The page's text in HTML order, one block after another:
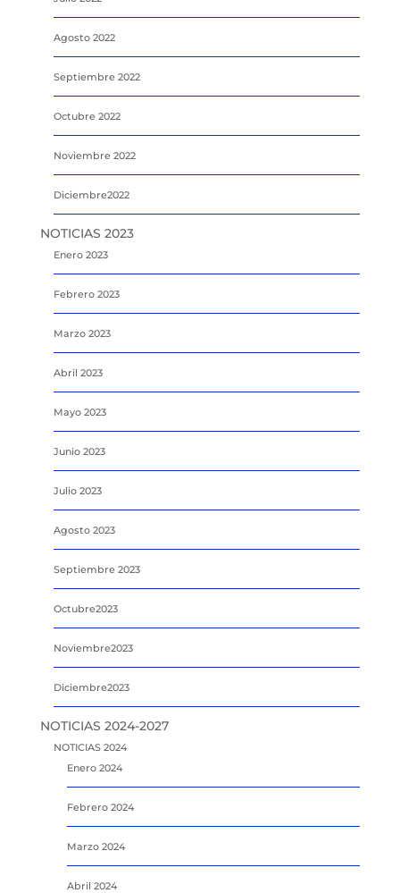
Agosto 2022
Septiembre 2022
Octubre 2022
Noviembre 2022
Diciembre2022
NOTICIAS 2023
Enero 2023
Febrero 2023
Marzo 2023
Abril 2023
Mayo 2023
Junio 2023
Julio 2023
Agosto 2023
Septiembre 2023
Octubre2023
Noviembre2023
Diciembre2023
NOTICIAS 2024-2027
NOTICIAS 2024
Enero 2024
Febrero 2024
Marzo 2024
Abril 2024